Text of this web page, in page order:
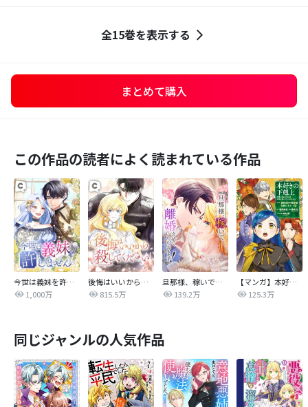
全15巻を表示する
まとめて購入
この作品の読者によく読まれている作品
今世は義妹を許しません
1,000万
後悔はいいから殺してください
815.5万
旦那様、稼いで離婚させていただきます！
139.2万
【マンガ】本好きの下剋上 第四部
125.3万
同じジャンルの人気作品